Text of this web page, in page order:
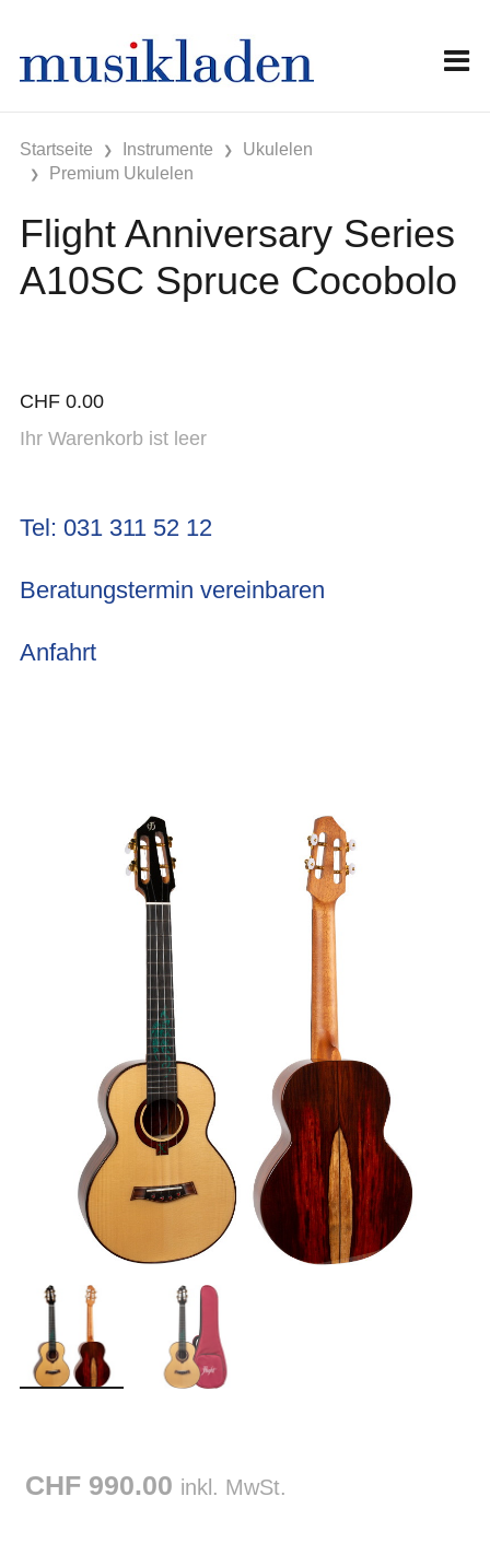
Startseite Instrumente
Ukulelen
Premium Ukulelen
Flight Anniversary Series
A10SC Spruce Cocobolo
CHF 0.00
Ihr Warenkorb ist leer
Tel: 031 311 52 12
Beratungstermin vereinbaren
Anfahrt
CHF 990.00 inkl. MwSt.